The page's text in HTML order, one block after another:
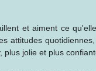
et aiment ce
attitudes
jolie et plus